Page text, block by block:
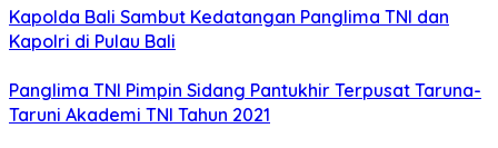
Kapolda Bali Sambut Kedatangan Panglima TNI dan
Kapolri di Pulau Bali
Panglima TNI Pimpin Sidang Pantukhir Terpusat Taruna-
Taruni Akademi TNI Tahun 2021